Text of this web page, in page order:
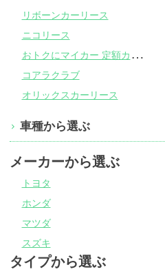
リボーンカーリース
ニコリース
お
トクにマイカー 定額カルモくん
コアラクラブ
オリックスカーリース
車種から選ぶ
メーカーから選ぶ
トヨタ
ホンダ
マツダ
スズキ
タイプから選ぶ